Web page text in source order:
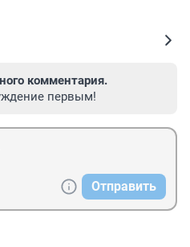
комментария.
первым!
Отправить